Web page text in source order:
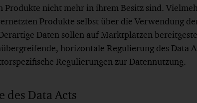
Produkte nicht mehr in ihrem Besitz sind.
Produkte selbst über die Verwendung
Daten sollen auf Marktplätzen
horizontale Regulierung des Data
Regulierungen zur Datennutzung.
des Data Acts